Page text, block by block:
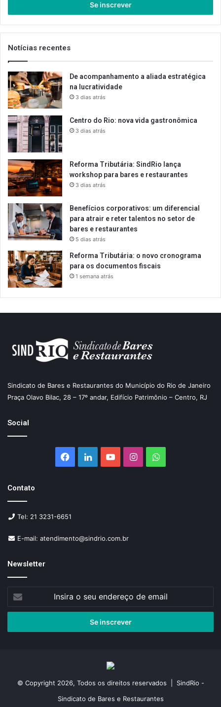
de
email
Notícias recentes
De acompanhamento a aliada estratégica
na lucratividade
3 dias atrás
Centro do Rio: nova vida gastronômica
3 dias atrás
Reforma Tributária: SindRio lança
workshop para bares e restaurantes
3 dias atrás
Benefícios corporativos: um diferencial
para atrair e reter talentos no setor de
bares e restaurantes
5 dias atrás
Reforma Tributária: o novo cronograma
para os documentos fiscais
1 semana atrás
Sindicato de Bares e Restaurantes do Município do Rio de Janeiro
Praça Olavo Bilac, 28 – 17º andar, Edifício Patrimônio – Centro, RJ
Social
Facebook
LinkedinYouTubeInstagramWhatsApp
Contato
Tel: 21 3231-6651
E-mail: atendimento@sindrio.com.br
Newsletter
seu
de
© Copyright 2026, Todos os direitos reservados | SindRio -
Sindicato de Bares e Restaurantes